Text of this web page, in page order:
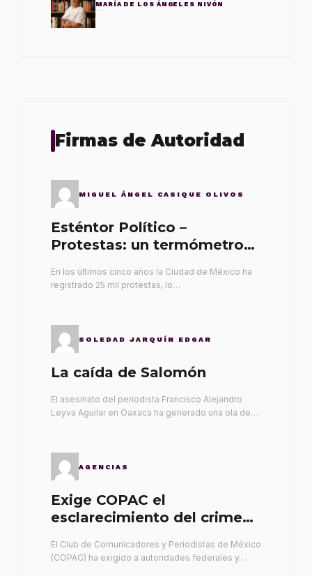
MARÍA DE LOS ÁNGELES NIVÓN
Firmas de Autoridad
MIGUEL ÁNGEL CASIQUE OLIVOS
Esténtor Político –
Protestas: un termómetro
En los últimos cinco años la Ciudad de México ha
registrado 25 mil protestas, lo…
SOLEDAD JARQUÍN EDGAR
La caída de Salomón
El asesinato del periodista Francisco Alejandro
Leyva Aguilar en Oaxaca ha generado una ola de…
AGENCIAS
Exige COPAC el
esclarecimiento del crimen
El Club de Comunicadores y Periodistas de México
(COPAC) ha exigido a autoridades federales y…